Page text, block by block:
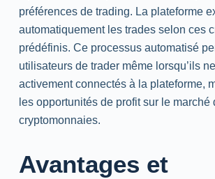
préférences de trading. La plateforme
automatiquement les trades selon ces
prédéfinis. Ce processus automatisé
utilisateurs de trader même lorsqu’ils
activement connectés à la plateforme,
les opportunités de profit sur le marché
cryptomonnaies.
Avantages et